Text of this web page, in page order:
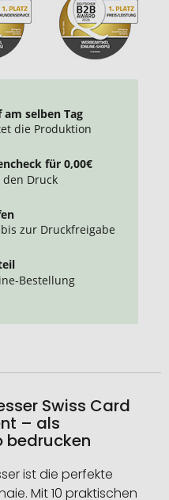
selben Tag
die Produktion
für 0,00€
Druck
zur Druckfreigabe
Bestellung
Swiss Card
– als
bedrucken
ist die perfekte
Mit 10 praktischen